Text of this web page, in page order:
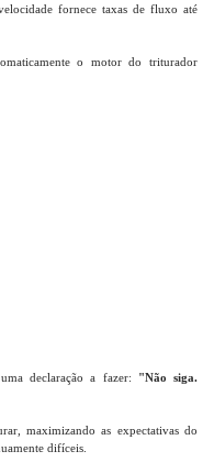
fornece taxas de fluxo até
o motor do triturador
declaração a fazer:
"Não siga.
maximizando as expectativas do
difíceis.